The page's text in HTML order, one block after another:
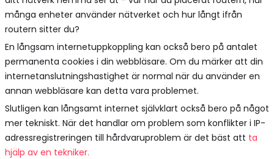
många enheter använder nätverket och hur långt ifrån
routern sitter du?
En långsam internetuppkoppling kan också bero på antalet
permanenta cookies i din webbläsare. Om du märker att din
internetanslutningshastighet är normal när du använder en
annan webbläsare kan detta vara problemet.
Slutligen kan långsamt internet självklart också bero på något
mer tekniskt. När det handlar om problem som konflikter i IP-
adressregistreringen till hårdvaruproblem är det bäst att ta
hjälp av en tekniker.